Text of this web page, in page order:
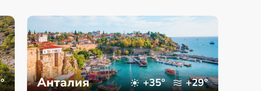
Анталия +35° +29°